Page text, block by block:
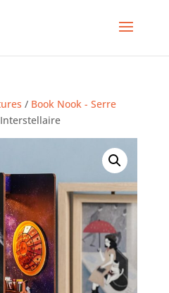
/ Book Nook - Serre